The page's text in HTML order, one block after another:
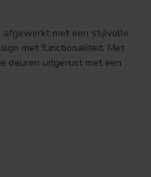
afgewerkt met een stijlvolle
met functionaliteit. Met
deuren uitgerust met een